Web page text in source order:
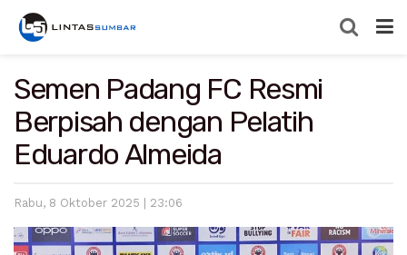
Semen Padang FC Resmi
Berpisah dengan Pelatih
Eduardo Almeida
Rabu, 8 Oktober 2025 | 23:06